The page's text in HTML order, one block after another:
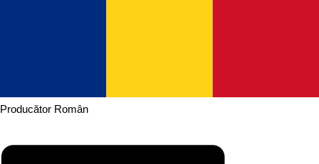
Producător Român